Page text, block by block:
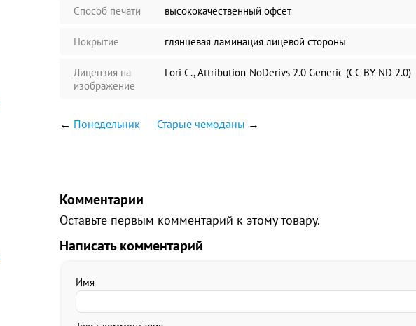
Способ печати высококачественный офсет
Покрытие глянцевая ламинация лицевой стороны
Лицензия на
изображение
Lori C., Attribution-NoDerivs 2.0 Generic (CC BY-ND 2.0)
← Понедельник Старые чемоданы →
Комментарии
Оставьте первым комментарий к этому товару.
Написать комментарий
Имя